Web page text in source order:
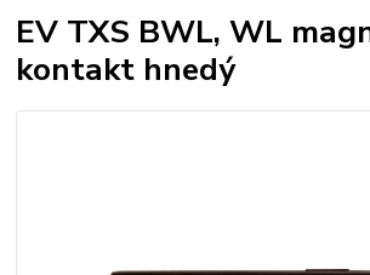
EV TXS BWL, WL
kontakt hnedý